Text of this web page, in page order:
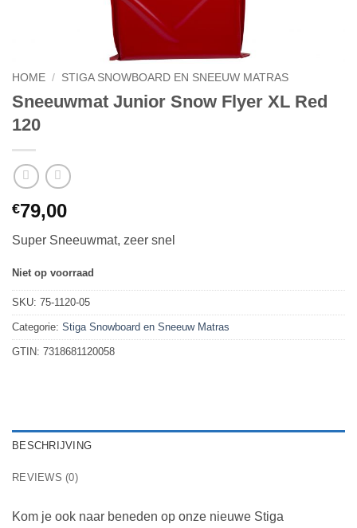
HOME / STIGA SNOWBOARD EN SNEEUW MATRAS
Sneeuwmat Junior Snow Flyer XL Red
120
€79,00
Super Sneeuwmat, zeer snel
Niet op voorraad
SKU: 75-1120-05
Categorie: Stiga Snowboard en Sneeuw Matras
GTIN: 7318681120058
BESCHRIJVING
REVIEWS (0)
Kom je ook naar beneden op onze nieuwe Stiga